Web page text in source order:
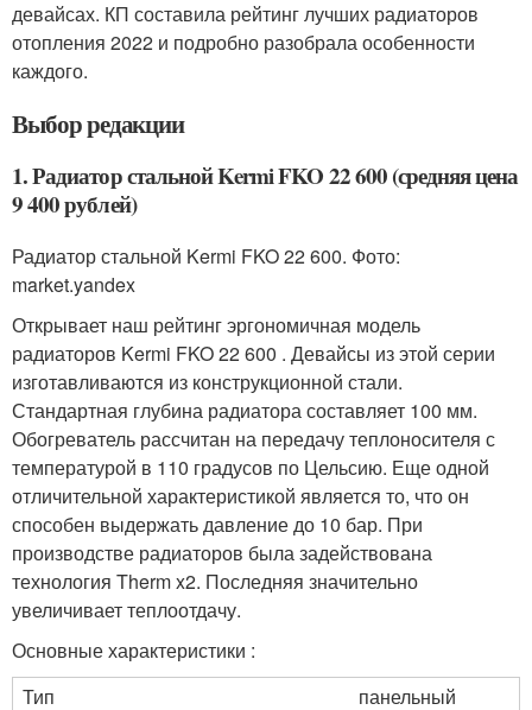
девайсах. КП составила рейтинг лучших радиаторов
отопления 2022 и подробно разобрала особенности
каждого.
Выбор редакции
1. Радиатор стальной Kermi FKO 22 600 (средняя цена
9 400 рублей)
Радиатор стальной Kermi FKO 22 600. Фото:
market.yandex
Открывает наш рейтинг эргономичная модель
радиаторов Kermi FKO 22 600 . Девайсы из этой серии
изготавливаются из конструкционной стали.
Стандартная глубина радиатора составляет 100 мм.
Обогреватель рассчитан на передачу теплоносителя с
температурой в 110 градусов по Цельсию. Еще одной
отличительной характеристикой является то, что он
способен выдержать давление до 10 бар. При
производстве радиаторов была задействована
технология Therm x2. Последняя значительно
увеличивает теплоотдачу.
Основные характеристики :
Тип
панельный